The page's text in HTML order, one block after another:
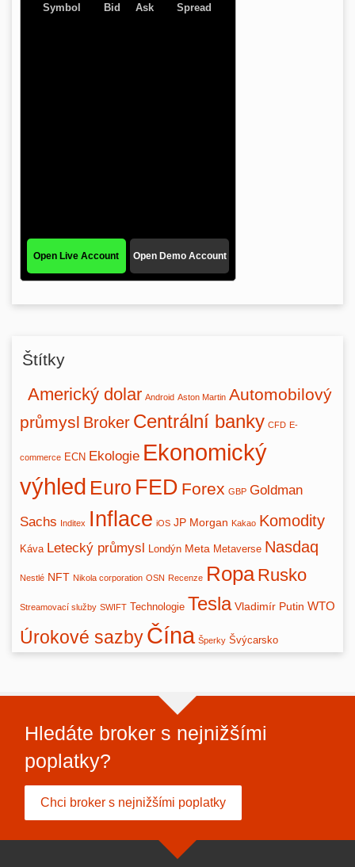
Štítky
Americký dolar Android Aston Martin Automobilový
průmysl Broker Centrální banky CFD E-
commerce ECN Ekologie Ekonomický
výhled Euro FED Forex GBP Goldman
Sachs Inditex Inflace iOS JP Morgan Kakao Komodity
Káva Letecký průmysl Londýn Meta Metaverse Nasdaq
Nestlé NFT Nikola corporation OSN Recenze Ropa Rusko
Streamovací služby SWIFT Technologie Tesla Vladimír Putin WTO
Úrokové sazby Čína Šperky Švýcarsko
Hledáte broker s nejnižšími
poplatky?
Chci broker s nejnižšími poplatky